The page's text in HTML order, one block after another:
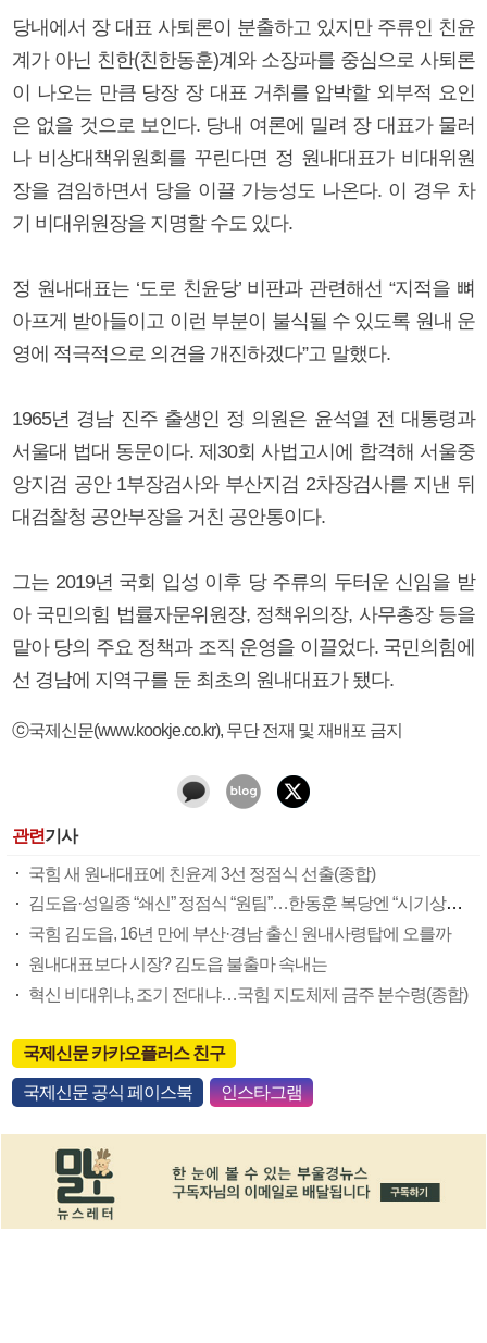
당내에서 장 대표 사퇴론이 분출하고 있지만 주류인 친윤
계가 아닌 친한(친한동훈)계와 소장파를 중심으로 사퇴론
이 나오는 만큼 당장 장 대표 거취를 압박할 외부적 요인
은 없을 것으로 보인다. 당내 여론에 밀려 장 대표가 물러
나 비상대책위원회를 꾸린다면 정 원내대표가 비대위원
장을 겸임하면서 당을 이끌 가능성도 나온다. 이 경우 차
기 비대위원장을 지명할 수도 있다.
정 원내대표는 ‘도로 친윤당’ 비판과 관련해선 “지적을 뼈
아프게 받아들이고 이런 부분이 불식될 수 있도록 원내 운
영에 적극적으로 의견을 개진하겠다”고 말했다.
1965년 경남 진주 출생인 정 의원은 윤석열 전 대통령과
서울대 법대 동문이다. 제30회 사법고시에 합격해 서울중
앙지검 공안 1부장검사와 부산지검 2차장검사를 지낸 뒤
대검찰청 공안부장을 거친 공안통이다.
그는 2019년 국회 입성 이후 당 주류의 두터운 신임을 받
아 국민의힘 법률자문위원장, 정책위의장, 사무총장 등을
맡아 당의 주요 정책과 조직 운영을 이끌었다. 국민의힘에
선 경남에 지역구를 둔 최초의 원내대표가 됐다.
ⓒ국제신문(www.kookje.co.kr), 무단 전재 및 재배포 금지
관련기사
국힘 새 원내대표에 친윤계 3선 정점식 선출(종합)
김도읍·성일종 “쇄신” 정점식 “원팀”…한동훈 복당엔 “시기상조” 한목소리
국힘 김도읍, 16년 만에 부산·경남 출신 원내사령탑에 오를까
원내대표보다 시장? 김도읍 불출마 속내는
혁신 비대위냐, 조기 전대냐…국힘 지도체제 금주 분수령(종합)
국제신문 카카오플러스 친구
국제신문 공식 페이스북 인스타그램